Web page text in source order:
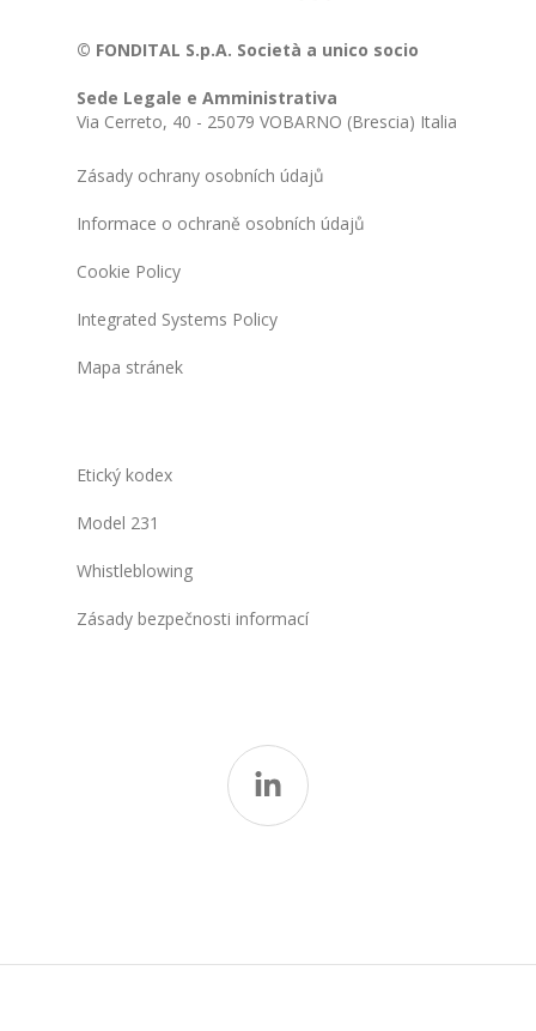
© FONDITAL S.p.A. Società a unico socio
Sede Legale e Amministrativa
Via Cerreto, 40 - 25079 VOBARNO (Brescia) Italia
Zásady ochrany osobních údajů
Informace o ochraně osobních údajů
Cookie Policy
Integrated Systems Policy
Mapa stránek
Etický kodex
Model 231
Whistleblowing
Zásady bezpečnosti informací